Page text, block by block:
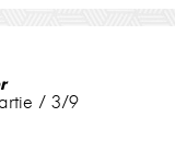
/ 3/9